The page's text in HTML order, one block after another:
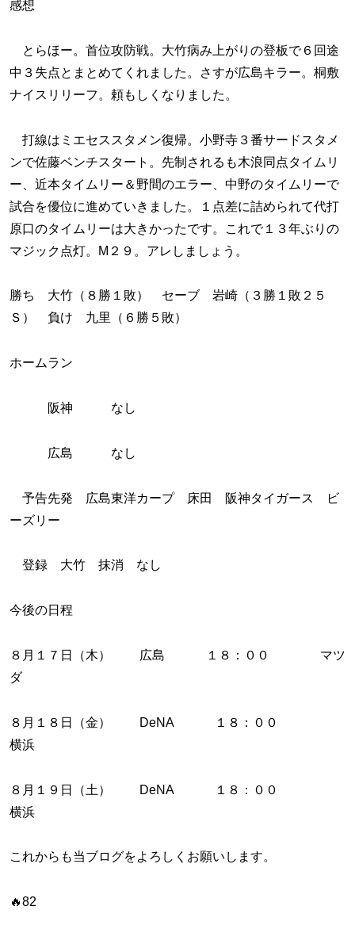
感想
とらほー。首位攻防戦。大竹病み上がりの登板で６回途
中３失点とまとめてくれました。さすが広島キラー。桐敷
ナイスリリーフ。頼もしくなりました。
打線はミエセススタメン復帰。小野寺３番サードスタメ
ンで佐藤ベンチスタート。先制されるも木浪同点タイムリ
ー、近本タイムリー＆野間のエラー、中野のタイムリーで
試合を優位に進めていきました。１点差に詰められて代打
原口のタイムリーは大きかったです。これで１３年ぶりの
マジック点灯。М２９。アレしましょう。
勝ち 大竹（８勝１敗） セーブ 岩崎（３勝１敗２５
Ｓ） 負け 九里（６勝５敗）
ホームラン
阪神 なし
広島 なし
予告先発 広島東洋カープ 床田 阪神タイガース ビ
ーズリー
登録 大竹 抹消 なし
今後の日程
８月１７日（木） 広島 １８：００ マツ
ダ
８月１８日（金） DeNA １８：００
横浜
８月１９日（土） DeNA １８：００
横浜
これからも当ブログをよろしくお願いします。
🔥82